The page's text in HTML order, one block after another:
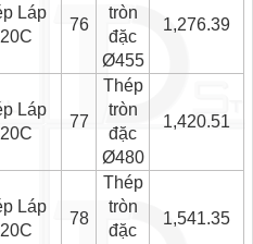
Láp
76
tròn
đặc
Ø455
1,276.39
Láp
77
Thép
tròn
đặc
Ø480
1,420.51
Láp
78
Thép
tròn
đặc
1,541.35